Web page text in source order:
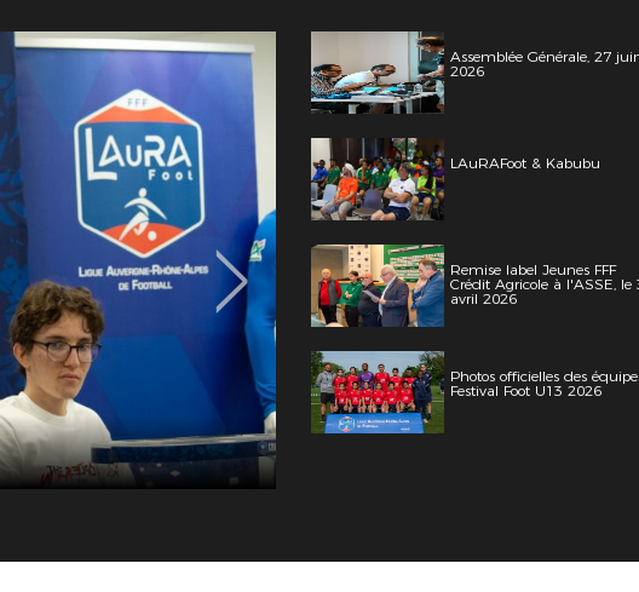
Assemblée Générale, 27
2026
LAuRAFoot & Kabubu
Remise label Jeunes FFF
Crédit Agricole à l'ASSE, le
avril 2026
Photos officielles des
Festival Foot U13 2026